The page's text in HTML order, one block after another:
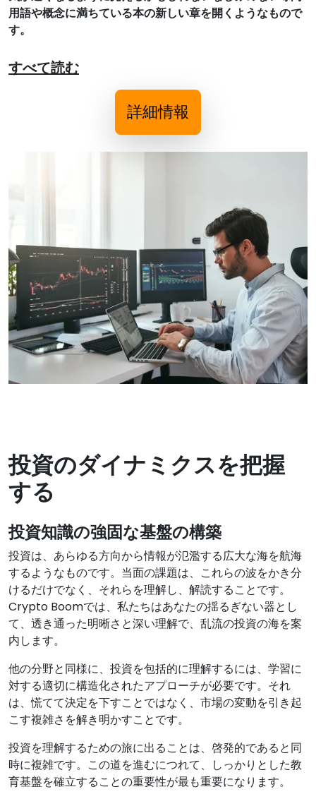
用語や概念に満ちている本の新しい章を開くようなもので
す。
すべて読む
詳細情報
投資のダイナミクスを把握
する
投資知識の強固な基盤の構築
投資は、あらゆる方向から情報が氾濫する広大な海を航海
するようなものです。当面の課題は、これらの波をかき分
けるだけでなく、それらを理解し、解読することです。
Crypto Boomでは、私たちはあなたの揺るぎない器とし
て、透き通った明晰さと深い理解で、乱流の投資の海を案
内します。
他の分野と同様に、投資を包括的に理解するには、学習に
対する適切に構造化されたアプローチが必要です。それ
は、慌てて決定を下すことではなく、市場の変動を引き起
こす複雑さを解き明かすことです。
投資を理解するための旅に出ることは、啓発的であると同
時に複雑です。この道を進むにつれて、しっかりとした教
育基盤を確立することの重要性が最も重要になります。